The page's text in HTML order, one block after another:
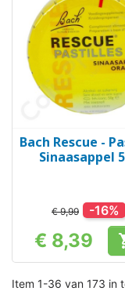
Bach Rescue -
Sinaasappel
€ 9,99 -16%
Prijs
€ 8,39
Item 1-36 van 173 in